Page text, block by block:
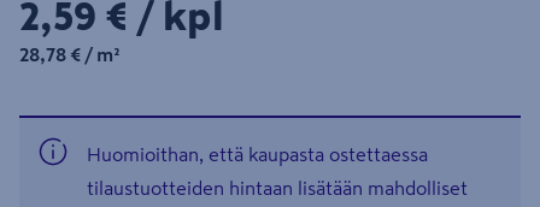
2,59€/kpl
2,59 € / kpl
28,78€/m²
28,78 € / m²
Huomioithan, että kaupasta ostettaessa
tilaustuotteiden hintaan lisätään mahdolliset